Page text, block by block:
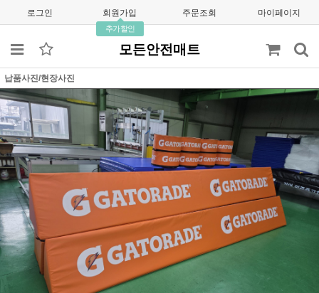
로그인 회원가입
추가할인
주문조회 마이페이지
모든안전매트
납품사진/현장사진